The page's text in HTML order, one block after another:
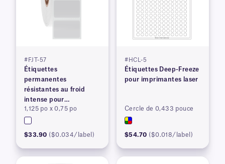
#FJT-57
Étiquettes
permanentes
résistantes au froid
intense pour
imprimantes à transfert
thermique
1,125 po x 0,75 po
$33.90 ($0.034/label)
#HCL-5
Étiquettes Deep-Freeze
pour imprimantes laser
Cercle de 0,433 pouce
$54.70 ($0.018/label)